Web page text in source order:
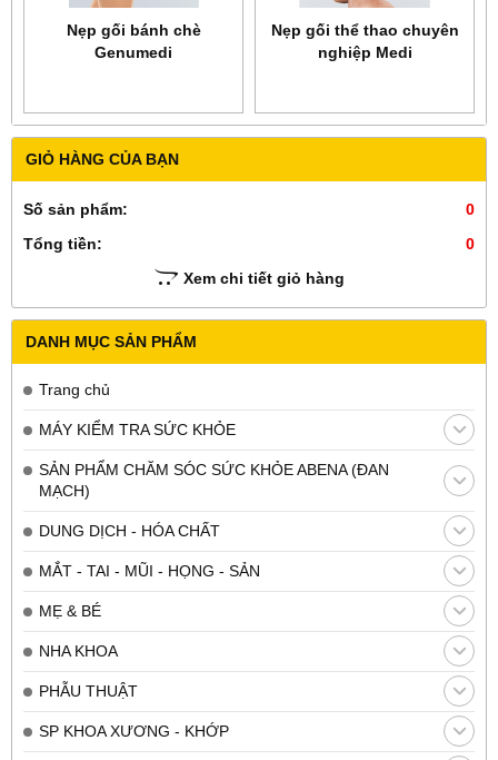
GIỎ HÀNG CỦA BẠN
Số sản phẩm:
0
Tổng tiền:
0
Xem chi tiết giỏ hàng
DANH MỤC SẢN PHẨM
Trang chủ
MÁY KIỂM TRA SỨC KHỎE
SẢN PHẨM CHĂM SÓC SỨC KHỎE ABENA (ĐAN
MẠCH)
DUNG DỊCH - HÓA CHẤT
MẮT - TAI - MŨI - HỌNG - SẢN
MẸ & BÉ
NHA KHOA
PHẪU THUẬT
SP KHOA XƯƠNG - KHỚP
Nẹp gối bánh chè
Genumedi
Nẹp gối thể thao chuyên
nghiệp Medi